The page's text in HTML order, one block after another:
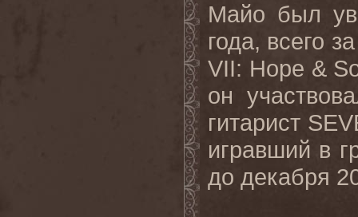
Майо был
года, всего
VII: Hope &
он
гитарист
игравший в
до декабря